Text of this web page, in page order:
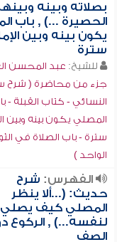
بصلاته وبينه
الحصيرة ...) , باب
يكون بينه وبين
سترة
للشيخ: عبد المحسن
جزء من محاضرة ( شرح
النسائي - كتاب القبلة -
المصلي يكون بينه وبين
سترة - باب الصلاة في
الواحد )
الفهرس: شرح
حديث: (...ألا ينظر
المصلي كيف يصلي
لنفسه...) , الركوع
الصف